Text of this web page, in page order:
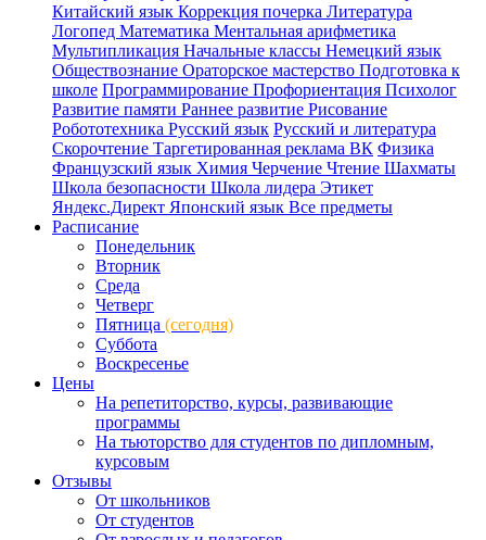
Китайский язык Коррекция почерка Литература
Логопед Математика Ментальная арифметика
Мультипликация Начальные классы Немецкий язык
Обществознание Ораторское мастерство Подготовка к
школе Программирование Профориентация Психолог
Развитие памяти Раннее развитие Рисование
Робототехника Русский язык Русский и литература
Скорочтение Таргетированная реклама ВК Физика
Французский язык Химия Черчение Чтение Шахматы
Школа безопасности Школа лидера Этикет
Яндекс.Директ Японский язык Все предметы
Расписание
Понедельник
Вторник
Среда
Четверг
Пятница (сегодня)
Суббота
Воскресенье
Цены
На репетиторство, курсы, развивающие
программы
На тьюторство для студентов по дипломным,
курсовым
Отзывы
От школьников
От студентов